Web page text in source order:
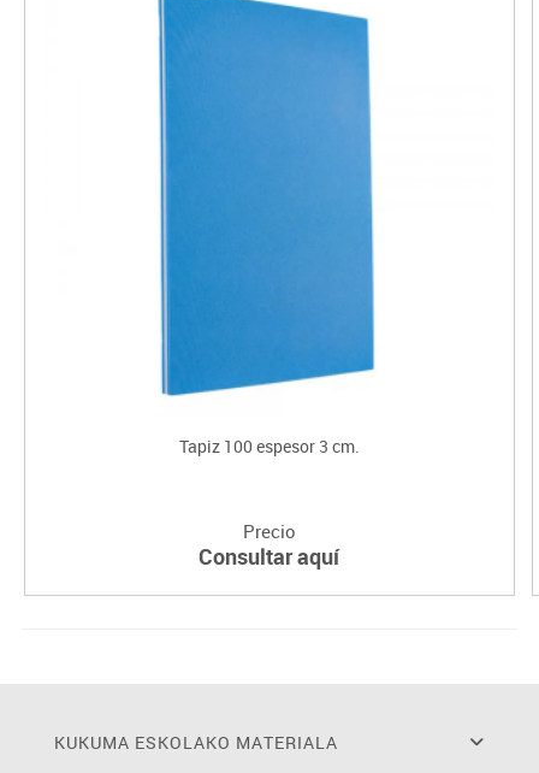
Tapiz 100 espesor 3 cm.
Precio
Consultar aquí
KUKUMA ESKOLAKO MATERIALA